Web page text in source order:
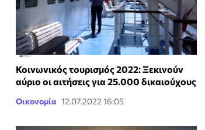
Κοινωνικός τουρισμός 2022: Ξεκινούν
αύριο οι αιτήσεις για 25.000 δικαιούχους
Οικονομία 12.07.2022 16:05